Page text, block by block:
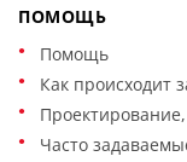
ПОМОЩЬ
Помощь
Как происходит
Часто